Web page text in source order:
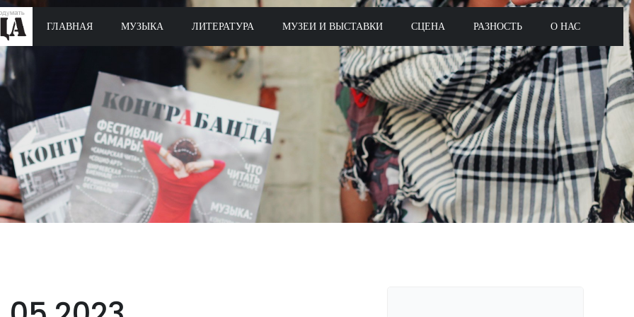
ГЛАВНАЯ МУЗЫКА ЛИТЕРАТУРА МУЗЕИ И ВЫСТАВКИ СЦЕНА РАЗНОСТЬ О НАС